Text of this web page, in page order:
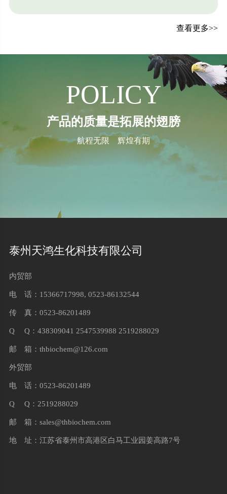
查看更多>>
POLICY
产品的质量是拓展的翅膀
航程无限 辉煌有期
泰州天鸿生化科技有限公司
内贸部
电 话：15366717998, 0523-86132544
传 真：0523-86201489
Q Q：438309041 2547539988 2519288029
邮 箱： thbiochem@126.com
外贸部
电 话：0523-86201489
Q Q：2519288029
邮 箱： sales@thbiochem.com
地 址：江苏省泰州市高港区白马工业园姜高路7号